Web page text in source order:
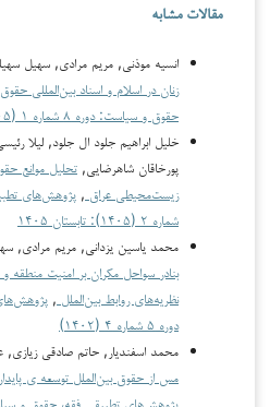
مقالات مشابه
انسیه موذنی, مریم مرادی, سهیل
زنان در اسلام و اسناد بین‌المللی
حقوق و سیاست: دوره ۸ شماره ۱ (۱۴۰۵): بهار ۱۴۰۵
خلیل ابراهیم جلود ال جلود, لیلا
پورخاقان شاهرضایی, تحلیل موانع
زیست‌محیطی عراق ,
شماره ۲ (۱۴۰۵): تابستان ۱۴۰۵
محمد یاسین یزدانی, مریم مرادی,
بنادر سواحل مکران بر امنیت منطقه
نظریه‌های روابط بین‌الملل ,
دوره ۵ شماره ۴ (۱۴۰۲)
محمد اسفندیار, حاتم صادقی زیازی,
مس از حقوق بین‌الملل توسعه ی
پژوهش‌های تطبیقی فقه، حقوق و سیاست: دوره ۶